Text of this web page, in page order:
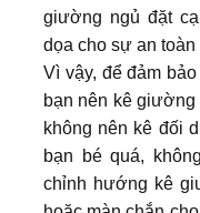
giường ngủ đặt
dọa cho sự an toàn
Vì vậy, để đảm
bạn nên kê
không nên kê đối
bạn bé quá,
chỉnh hướng kê